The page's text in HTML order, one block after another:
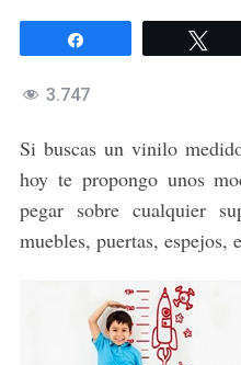
3.747
Si buscas un vinilo
hoy te propongo unos
pegar sobre cualquier
muebles, puertas, espejos,